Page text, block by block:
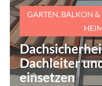
GARTEN, BALKON &
Dachleiter
einsetzen